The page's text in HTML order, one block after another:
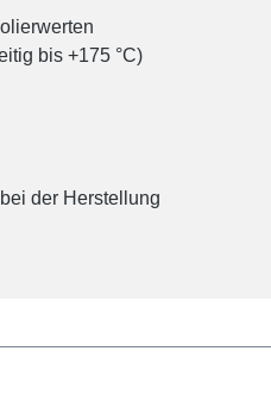
bis +175 °C)
der Herstellung